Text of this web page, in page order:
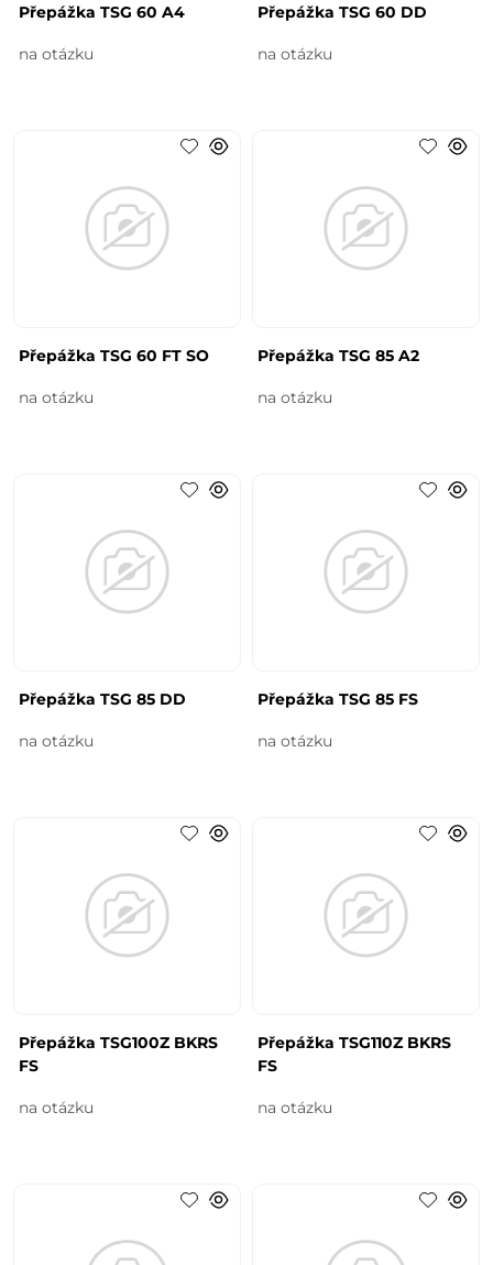
Přepážka TSG 60 A4
na otázku
Přepážka TSG 60 DD
na otázku
Přepážka TSG 60 FT SO
na otázku
Přepážka TSG 85 A2
na otázku
Přepážka TSG 85 DD
na otázku
Přepážka TSG 85 FS
na otázku
Přepážka TSG100Z BKRS
FS
na otázku
Přepážka TSG110Z BKRS
FS
na otázku